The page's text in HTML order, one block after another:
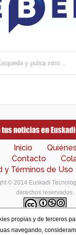
Inicio
Quiénes
Contacto
y Términos de Uso
© 2014 Euskadi
derechos reservados.
de este portal están
Commons
propias y de terceros
navegando,